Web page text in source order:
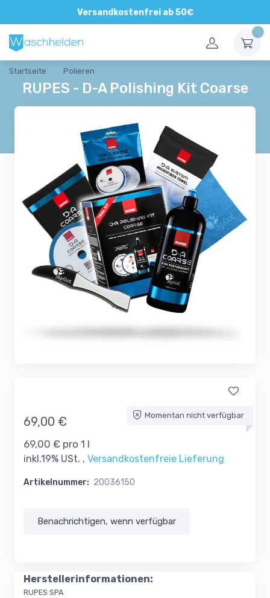
Versandkostenfrei ab 50€
Direkte und persönliche Beratung
Startseite Polieren
RUPES - D-A Polishing Kit Coarse
Momentan nicht verfügbar
69,00 €
69,00 € pro 1 l
inkl.19% USt. , Versandkostenfreie Lieferung
Artikelnummer: 20036150
Benachrichtigen, wenn verfügbar
Herstellerinformationen:
RUPES SPA